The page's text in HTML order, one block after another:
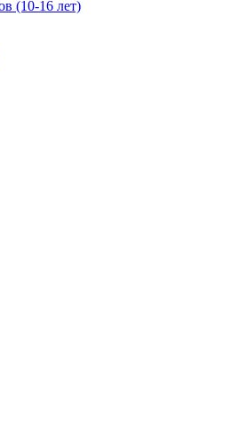
(10-16 лет)